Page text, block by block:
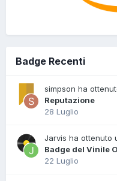
Badge Recenti
simpson ha
Reputazione
28 Luglio
Jarvis ha ottenuto
Badge del Vinile
22 Luglio